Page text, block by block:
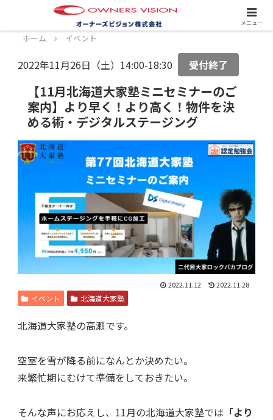
スタッフ募集中！詳しくはこちら！
ホーム イベント
2022年11月26日（土）14:00-18:30 受付終了
【11月北海道大家塾ミニセミナーのご
案内】より早く！より高く！物件を決
める術・デジタルステージング
2022.11.12 2022.11.28
イベント 北海道大家塾
北海道大家塾の高瀬です。
空室を雪が降る前になんとか決めたい。
来繁忙期にむけて準備をしておきたい。
そんな声にお応えし、 11月の北海道大家塾では 「より
メニュー